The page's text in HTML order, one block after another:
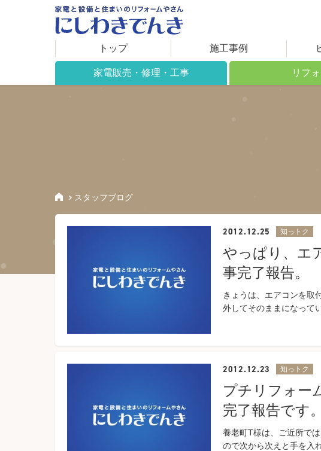
トップ 施工事例
家電販売・修理・工事
保証期間
アフターサービス
リフ
スタッフブログ
2012.12.25 知っトク
やっぱり、エ
事完了報告。
きょうは、エアコンを取
外してそのままになって
2012.12.23 知っトク
プチリフォー
完了報告です。
養老町T様は、ご近所で
ので次から次えと手を入